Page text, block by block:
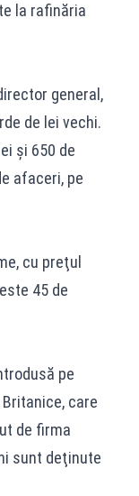
la rafinăria
general,
de lei vechi.
şi 650 de
afaceri, pe
cu preţul
45 de
pe
care
de firma
sunt deţinute